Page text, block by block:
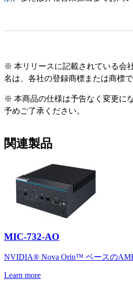
※ 本リリースに記載されている会
名は、各社の登録商標または商標で
※ 本商品の仕様は予告なく変更に
予めご了承ください。
関連製品
MIC-732-AO
NVIDIA® Nova Orin™ ベースの
Learn more